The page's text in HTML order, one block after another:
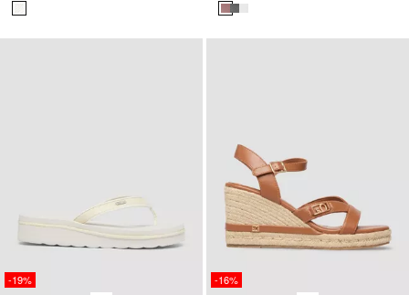
-19% -16%